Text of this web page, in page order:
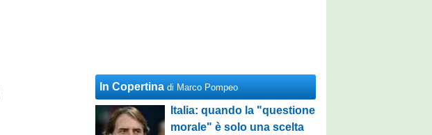
In Copertina di Marco Pompeo
Italia: quando la "questione
morale" è solo una scelta